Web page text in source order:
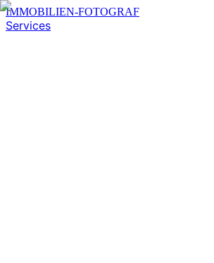
IMMOBILIEN-FOTOGRAF
Services